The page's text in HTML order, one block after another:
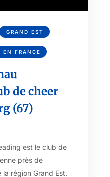
GRAND EST
EN FRANCE
de cheer
(67)
est le club de
près de
région Grand Est.